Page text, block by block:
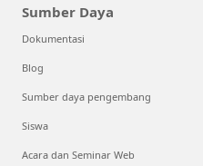
Sumber Daya
Dokumentasi
Blog
Sumber daya pengembang
Siswa
Acara dan Seminar Web